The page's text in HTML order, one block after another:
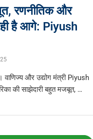
रणनीतिक और
है आगे: Piyush
और उद्योग मंत्री Piyush
की साझेदारी बहुत मजबूत, …